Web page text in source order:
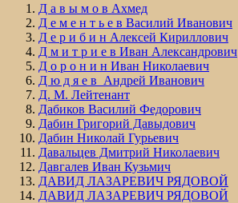
Д а в ы м о в Ахмед
Д е м е н т ь е в Василий Иванович
Д е р и б и н Алексей Кириллович
Д м и т р и е в Иван Александрович
Д о р о н и н Иван Николаевич
Д ю д я е в Андрей Иванович
Д. М. Лейтенант
Дабиков Василий Федорович
Дабин Григорий Давыдович
Дабин Николай Гурьевич
Давальцев Дмитрий Николаевич
Давгалев Иван Кузьмич
ДАВИД ЛАЗАРЕВИЧ РЯДОВОЙ
ДАВИД ЛАЗАРЕВИЧ РЯДОВОЙ